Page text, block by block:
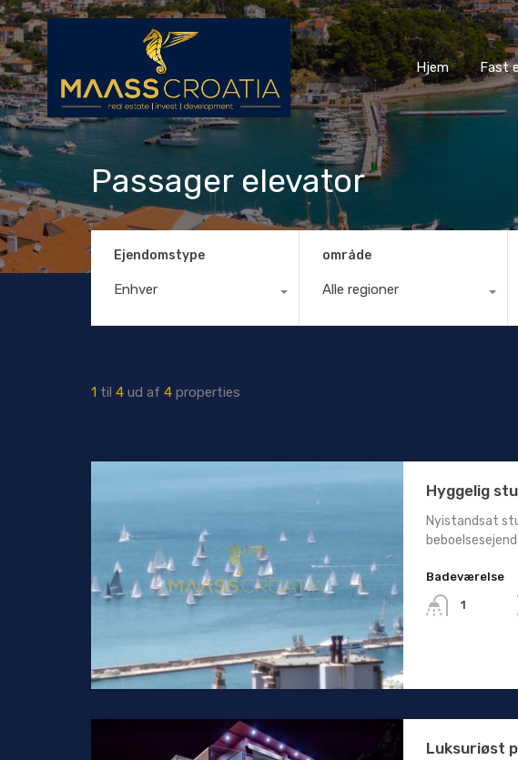
Hjem
Hjem Fast
Passager elevator
Ejendomstype
Enhver
område
Alle regioner
1 til 4 ud af 4 properties
Hyggelig
Nyistandsat
Badeværelse
1
Luksuriøst